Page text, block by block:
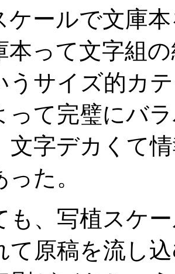
ールで文庫
本って文字組
うサイズ的カ
って完璧にバ
文字デカくて
た。
、写植スケ
て原稿を流し